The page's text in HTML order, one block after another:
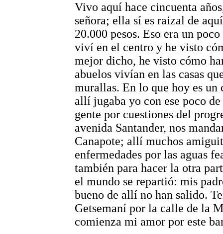
Vivo aquí hace cincuenta
señora; ella sí es raizal de
20.000 pesos. Eso era un
viví en el centro y he visto
mejor dicho, he visto cómo
abuelos vivían en las casas
murallas. En lo que hoy es un
allí jugaba yo con ese poco
gente por cuestiones del
avenida Santander, nos
Canapote; allí muchos
enfermedades por las aguas
también para hacer la otra
el mundo se repartió: mis
bueno de allí no han salido.
Getsemaní por la calle de la
comienza mi amor por este